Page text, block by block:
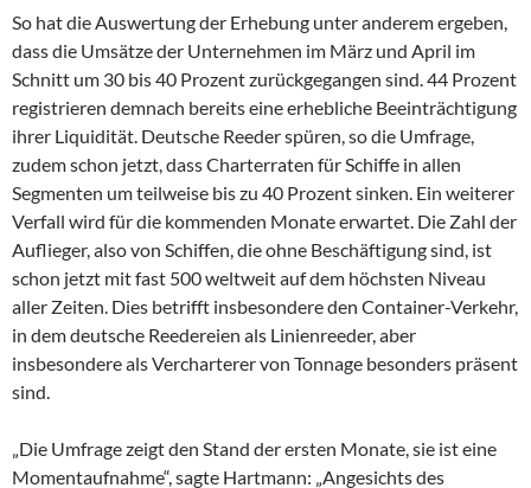
So hat die Auswertung der Erhebung unter anderem ergeben,
dass die Umsätze der Unternehmen im März und April im
Schnitt um 30 bis 40 Prozent zurückgegangen sind. 44 Prozent
registrieren demnach bereits eine erhebliche Beeinträchtigung
ihrer Liquidität. Deutsche Reeder spüren, so die Umfrage,
zudem schon jetzt, dass Charterraten für Schiffe in allen
Segmenten um teilweise bis zu 40 Prozent sinken. Ein weiterer
Verfall wird für die kommenden Monate erwartet. Die Zahl der
Auflieger, also von Schiffen, die ohne Beschäftigung sind, ist
schon jetzt mit fast 500 weltweit auf dem höchsten Niveau
aller Zeiten. Dies betrifft insbesondere den Container-Verkehr,
in dem deutsche Reedereien als Linienreeder, aber
insbesondere als Vercharterer von Tonnage besonders präsent
sind.
„Die Umfrage zeigt den Stand der ersten Monate, sie ist eine
Momentaufnahme“, sagte Hartmann: „Angesichts des